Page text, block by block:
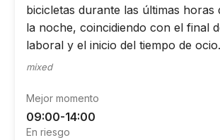
bicicletas durante las últimas horas
la noche, coincidiendo con el final
laboral y el inicio del tiempo de ocio.
mixed
Mejor momento
09:00-14:00
En riesgo